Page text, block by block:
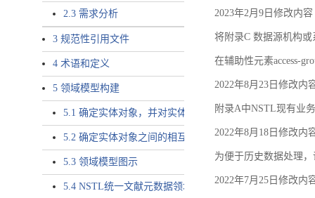
2.3 需求分析
3 规范性引用文件
4 术语和定义
5 领域模型构建
5.1 确定实体对象，并对实体对象命名
5.2 确定实体对象之间的相互关系，定义实体对象之间的
5.3 领域模型图示
5.4 NSTL统一文献元数据领域模型的验证
2023年2月9日修改内容
将附录C 数据源机构或
在辅助性元素access-
2022年8月23日修改内
附录A中NSTL现有业
2022年8月18日修改内
为便于历史数据处理
2022年7月25日修改内